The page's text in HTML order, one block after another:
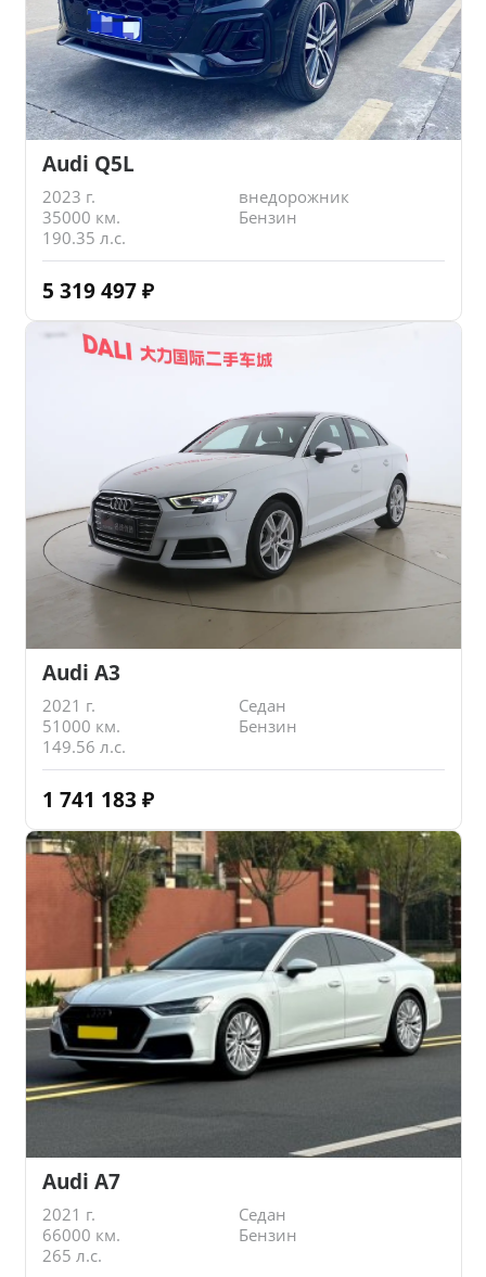
Audi Q5L
2023 г.
внедорожник
35000 км.
Бензин
190.35 л.с.
5 319 497 ₽
Audi A3
2021 г.
Седан
51000 км.
Бензин
149.56 л.с.
1 741 183 ₽
Audi A7
2021 г.
Седан
66000 км.
Бензин
265 л.с.